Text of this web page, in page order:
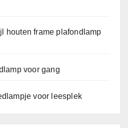
houten frame plafondlamp
voor gang
voor leesplek